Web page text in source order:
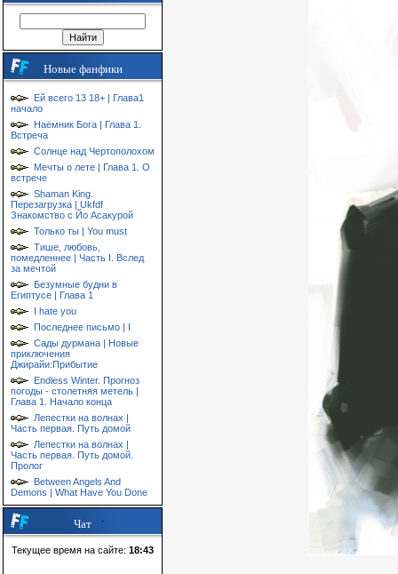
Новые фанфики
Ей всего 13 18+ | Глава1
начало
Наёмник Бога | Глава 1.
Встреча
Солнце над Чертополохом
Мечты о лете | Глава 1. О
встрече
Shaman King.
Перезагрузка | Ukfdf
Знакомство с Йо Асакурой
Только ты | You must
Тише, любовь,
помедленнее | Часть I. Вслед
за мечтой
Безумные будни в
Египтусе | Глава 1
I hate you
Последнее письмо | I
Сады дурмана | Новые
приключения
Джирайи:Прибытие
Endless Winter. Прогноз
погоды - столетняя метель |
Глава 1. Начало конца
Лепестки на волнах |
Часть первая. Путь домой
Лепестки на волнах |
Часть первая. Путь домой.
Пролог
Between Angels And
Demons | What Have You Done
Чат
Текущее время на сайте: 18:43